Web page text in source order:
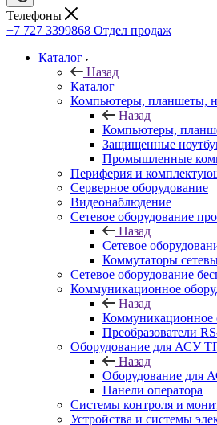
Телефоны
+7 727 3399868 Отдел продаж
Каталог
Назад
Каталог
Компьютеры, планшеты,
Назад
Компьютеры,
Защищенные
Промышленные
Периферия и
Серверное оборудование
Видеонаблюдение
Сетевое оборудование
Назад
Сетевое
Коммутаторы
Сетевое оборудование
Коммуникационное
Назад
Коммуникационное
Преобразователи
Оборудование для АСУ
Назад
Оборудование для
Панели оператора
Системы контроля и
Устройства и системы